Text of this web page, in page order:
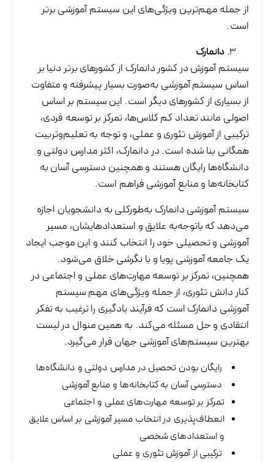
از جمله مهم‌ترین ویژگی‌های این سیستم آموزشی برتر
است.
دانمارک
سیستم آموزش در کشور دانمارک از کشورهای برتر دنیا بر
اساس سیستم آموزشی به‌صورت بسیار پیشرفته و متفاوت
از بسیاری از کشورهای دیگر است. این سیستم بر اساس
اصولی مانند تعداد کم کلاس‌ها، تمرکز بر توسعه فردی،
ترکیبی از آموزش تئوری و عملی، و توجه به تعلیم‌وتربیت
همگانی بنا شده است. در دانمارک، اکثر مدارس دولتی و
دانشگاه‌ها رایگان هستند و همچنین دسترسی آسان به
کتابخانه‌ها و منابع آموزشی فراهم است.
سیستم آموزشی دانمارک به‌طورکلی به دانشجویان اجازه
می‌دهد که باتوجه‌به علایق و استعدادهایشان، مسیر
آموزشی و تحصیلی خود را انتخاب کنند و این موجب ایجاد
یک جامعه آموزشی پویا و با نگرشی خلاق می‌شود.
همچنین، تمرکز بر توسعه مهارت‌های عملی و اجتماعی در
کنار دانش تئوری، از جمله ویژگی‌های مهم سیستم
آموزشی دانمارک است که فرآیند یادگیری را ترغیب به تفکر
انتقادی و حل مسئله می‌کند. به همین منوال در لیست
بهترین سیستم‌های آموزشی جهان قرار می‌گیرد.
رایگان بودن تحصیل در مدارس دولتی و دانشگاه‌ها
دسترسی آسان به کتابخانه‌ها و منابع آموزشی
تمرکز بر توسعه مهارت‌های عملی و اجتماعی
انعطاف‌پذیری در انتخاب مسیر آموزشی بر اساس علایق
و استعدادهای شخصی
ترکیبی از آموزش تئوری و عملی